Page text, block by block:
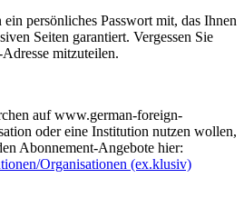
persönliches Passwort mit, das Ihnen
Seiten garantiert. Vergessen Sie
mitzuteilen.
auf www.german-foreign-
oder eine Institution nutzen wollen,
Abonnement-Angebote hier:
Organisationen (ex.klusiv)